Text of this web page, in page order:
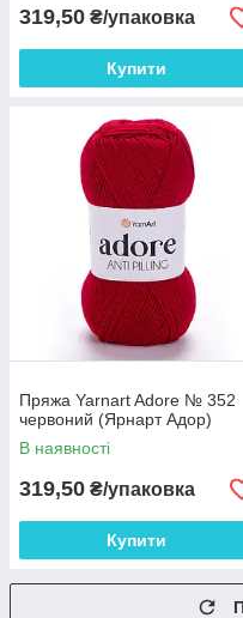
319,50 ₴/упаковка
Купити
Пряжа Yarnart Adore № 352
червоний (Ярнарт Адор)
В наявності
319,50 ₴/упаковка
Купити